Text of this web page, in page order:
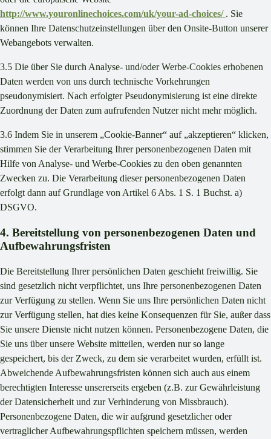
http://www.youronlinechoices.com/uk/your-ad-choices/ . Sie
können Ihre Datenschutzeinstellungen über den Onsite-Button unserer
Webangebots verwalten.
3.5 Die über Sie durch Analyse- und/oder Werbe-Cookies erhobenen
Daten werden von uns durch technische Vorkehrungen
pseudonymisiert. Nach erfolgter Pseudonymisierung ist eine direkte
Zuordnung der Daten zum aufrufenden Nutzer nicht mehr möglich.
3.6 Indem Sie in unserem „Cookie-Banner“ auf „akzeptieren“ klicken,
stimmen Sie der Verarbeitung Ihrer personenbezogenen Daten mit
Hilfe von Analyse- und Werbe-Cookies zu den oben genannten
Zwecken zu. Die Verarbeitung dieser personenbezogenen Daten
erfolgt dann auf Grundlage von Artikel 6 Abs. 1 S. 1 Buchst. a)
DSGVO.
4. Bereitstellung von personenbezogenen Daten und
Aufbewahrungsfristen
Die Bereitstellung Ihrer persönlichen Daten geschieht freiwillig. Sie
sind gesetzlich nicht verpflichtet, uns Ihre personenbezogenen Daten
zur Verfügung zu stellen. Wenn Sie uns Ihre persönlichen Daten nicht
zur Verfügung stellen, hat dies keine Konsequenzen für Sie, außer dass
Sie unsere Dienste nicht nutzen können. Personenbezogene Daten, die
Sie uns über unsere Website mitteilen, werden nur so lange
gespeichert, bis der Zweck, zu dem sie verarbeitet wurden, erfüllt ist.
Abweichende Aufbewahrungsfristen können sich auch aus einem
berechtigten Interesse unsererseits ergeben (z.B. zur Gewährleistung
der Datensicherheit und zur Verhinderung von Missbrauch).
Personenbezogene Daten, die wir aufgrund gesetzlicher oder
vertraglicher Aufbewahrungspflichten speichern müssen, werden